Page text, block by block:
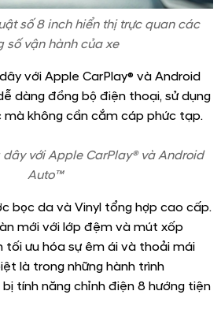
số 8 inch hiển thị trực quan các
số vận hành của xe
với Apple CarPlay® và Android
dàng đồng bộ điện thoại, sử dụng
không cần cắm cáp phức tạp.